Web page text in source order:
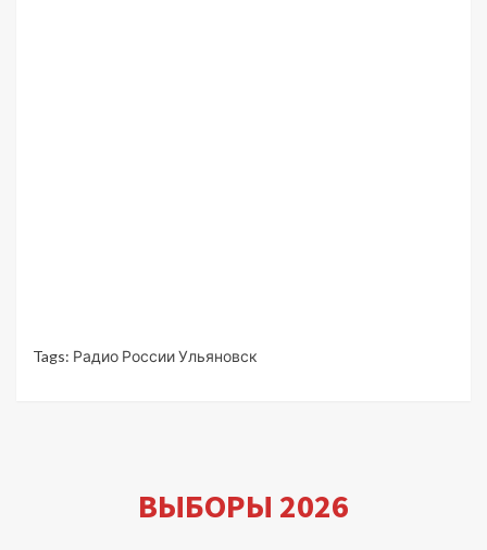
Tags: Радио России Ульяновск
ВЫБОРЫ 2026